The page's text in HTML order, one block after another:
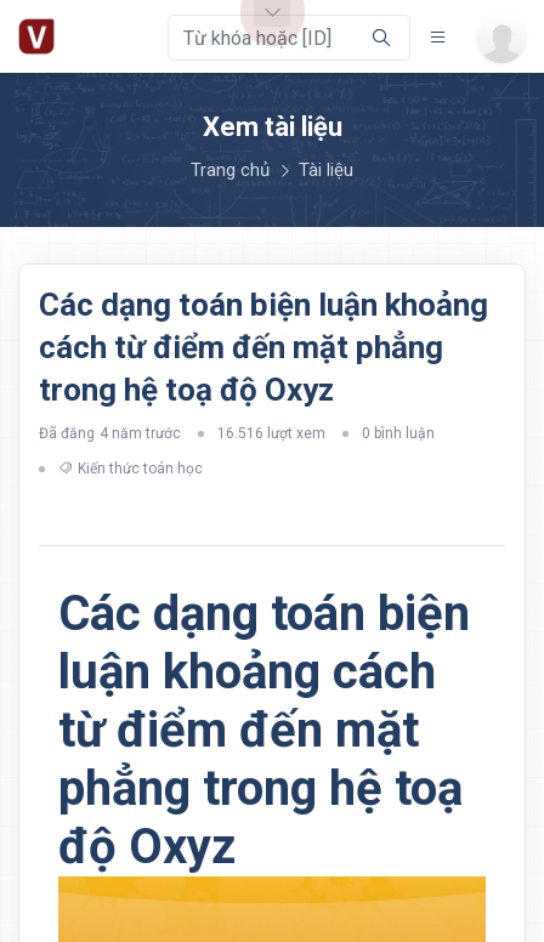
Xem tài liệu
Trang chủ Tài liệu
Các dạng toán biện luận khoảng
cách từ điểm đến mặt phẳng
trong hệ toạ độ Oxyz
Đã đăng 4 năm trước 16.516 lượt xem 0 bình luận
Kiến thức toán học
Các dạng toán biện
luận khoảng cách
từ điểm đến mặt
phẳng trong hệ toạ
độ Oxyz